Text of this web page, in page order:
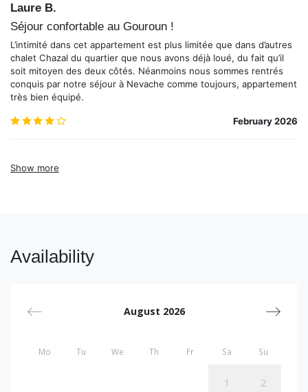
Show more
Laure B.
Séjour confortable au Gouroun !
L’intimité dans cet appartement est plus limitée que dans d’autres
chalet Chazal du quartier que nous avons déjà loué, du fait qu’il
soit mitoyen des deux côtés. Néanmoins nous sommes rentrés
conquis par notre séjour à Nevache comme toujours, appartement
très bien équipé.
February 2026
Availability
August 2026
Mo Tu We Th Fr Sa Su
1 2